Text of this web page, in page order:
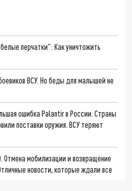
перчатки": Как уничтожить
ВСУ. Но беды для малышей не
ошибка Palantir в России. Страны
поставки оружия. ВСУ теряют
Отмена мобилизации и возвращение
новости, которые ждали все